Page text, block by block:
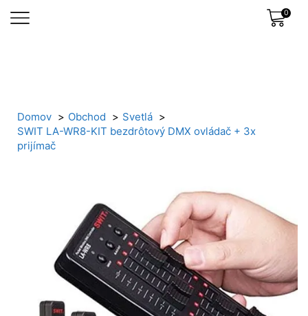
0
Domov Obchod
Svetlá
SWIT LA-WR8-KIT bezdrôtový DMX ovládač + 3x
prijímač